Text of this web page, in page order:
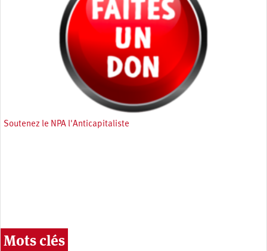
Soutenez le NPA l'Anticapitaliste
Mots clés